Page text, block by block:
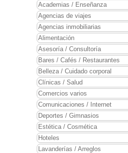
Academias / Enseñanza
Agencias de viajes
Agencias inmobiliarias
Alimentación
Asesoría / Consultoría
Bares / Cafés / Restaurantes
Belleza / Cuidado corporal
Clínicas / Salud
Comercios varios
Comunicaciones / Internet
Deportes / Gimnasios
Estética / Cosmética
Hoteles
Lavanderías / Arreglos